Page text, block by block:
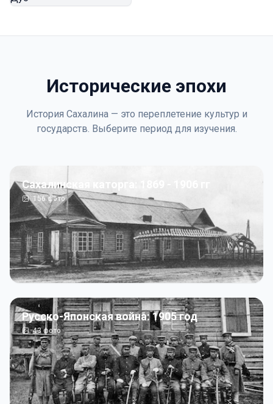
Исторические эпохи
История Сахалина — это переплетение культур и
государств. Выберите период для изучения.
Сахалинская каторга: 1869 - 1906 гг
156фото
Русско-Японская война: 1905 год
43фото